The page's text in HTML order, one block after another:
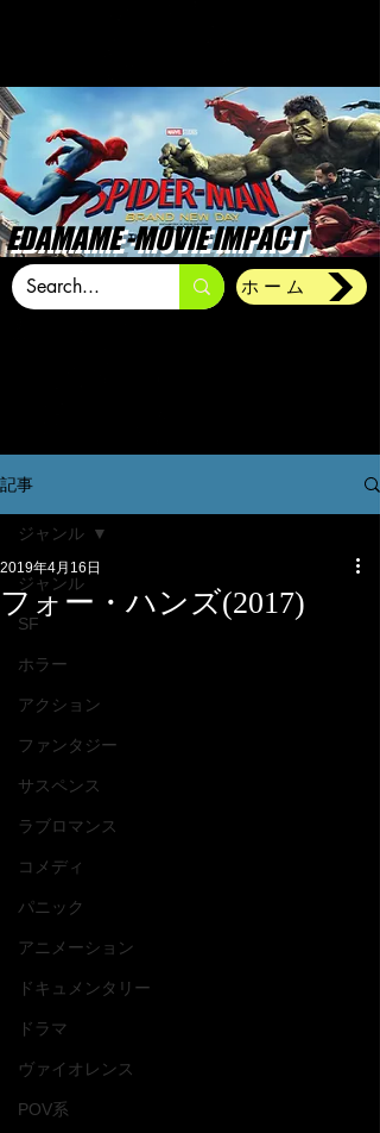
EDAMAME -MOVIE IMPACT
ホーム
記事
ジャンル
SF
ホラー
アクション
ファンタジー
サスペンス
ラブロマンス
コメディ
パニック
アニメーション
ドキュメンタリー
ドラマ
ヴァイオレンス
POV系
ジャンル
フォー・ハンズ(2017)
2019年4月16日